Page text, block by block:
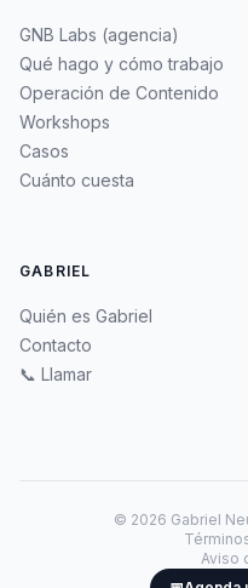
GNB Labs (agencia)
Qué hago y cómo trabajo
Operación de Contenido
Workshops
Casos
Cuánto cuesta
GABRIEL
Quién es Gabriel
Contacto
📞 Llamar
© 2026 Gabriel
Aviso